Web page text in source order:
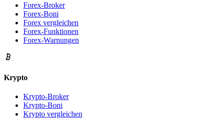
Forex-Broker
Forex-Boni
Forex vergleichen
Forex-Funktionen
Forex-Warnungen
Krypto
Krypto-Broker
Krypto-Boni
Krypto vergleichen